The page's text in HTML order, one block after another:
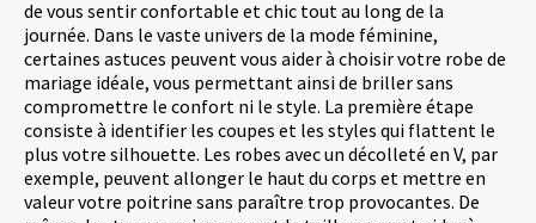
de vous sentir confortable et chic tout au long de la
journée. Dans le vaste univers de la mode féminine,
certaines astuces peuvent vous aider à choisir votre robe de
mariage idéale, vous permettant ainsi de briller sans
compromettre le confort ni le style. La première étape
consiste à identifier les coupes et les styles qui flattent le
plus votre silhouette. Les robes avec un décolleté en V, par
exemple, peuvent allonger le haut du corps et mettre en
valeur votre poitrine sans paraître trop provocantes. De